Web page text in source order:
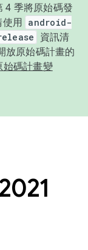
4 季將原始碼發
使用 android-
資訊清
放原始碼計畫的
碼計畫變